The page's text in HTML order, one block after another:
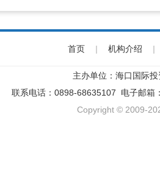
首页 | 机构介绍 |
主办单位：海口国际
联系电话：0898-68635107 电子邮箱
Copyright © 2009-